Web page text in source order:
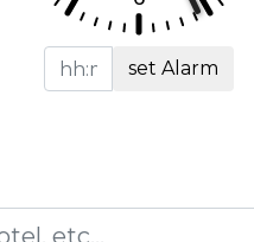
set Alarm